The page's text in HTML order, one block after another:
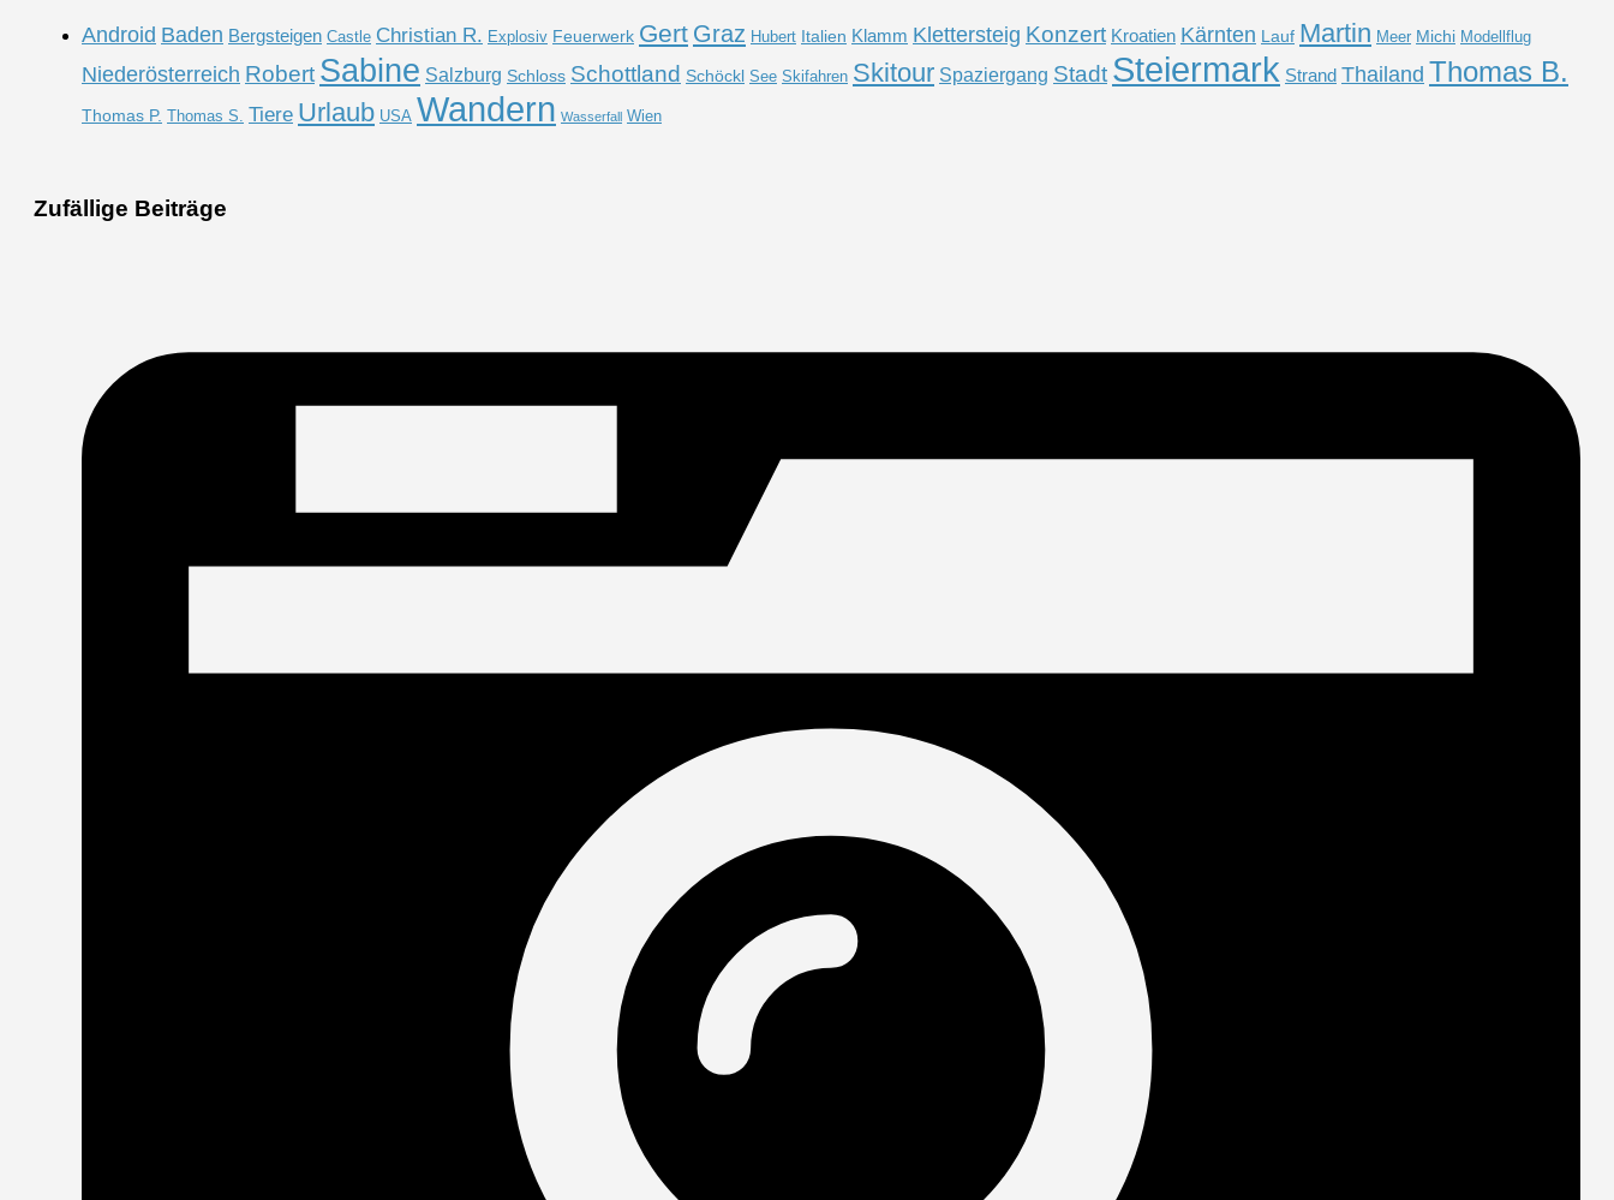
Android Baden Bergsteigen Castle Christian R. Explosiv Feuerwerk Gert Graz Hubert Italien Klamm Klettersteig Konzert Kroatien Kärnten Lauf Martin Meer Michi Modellflug
Niederösterreich Robert Sabine Salzburg Schloss Schottland Schöckl See Skifahren Skitour Spaziergang Stadt Steiermark Strand Thailand Thomas B.
Thomas P. Thomas S. Tiere Urlaub USA Wandern Wasserfall Wien
Zufällige Beiträge